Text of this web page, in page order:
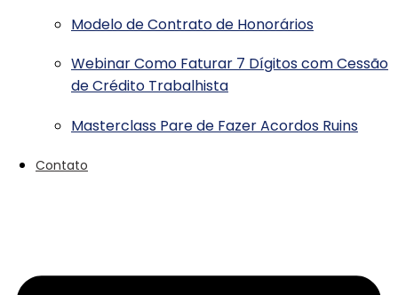
Modelo de Contrato de Honorários
Webinar Como Faturar 7 Dígitos com Cessão
de Crédito Trabalhista
Masterclass Pare de Fazer Acordos Ruins
Contato